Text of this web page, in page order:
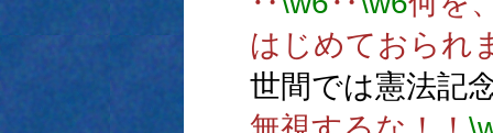
はじめておられ
世間では憲法記